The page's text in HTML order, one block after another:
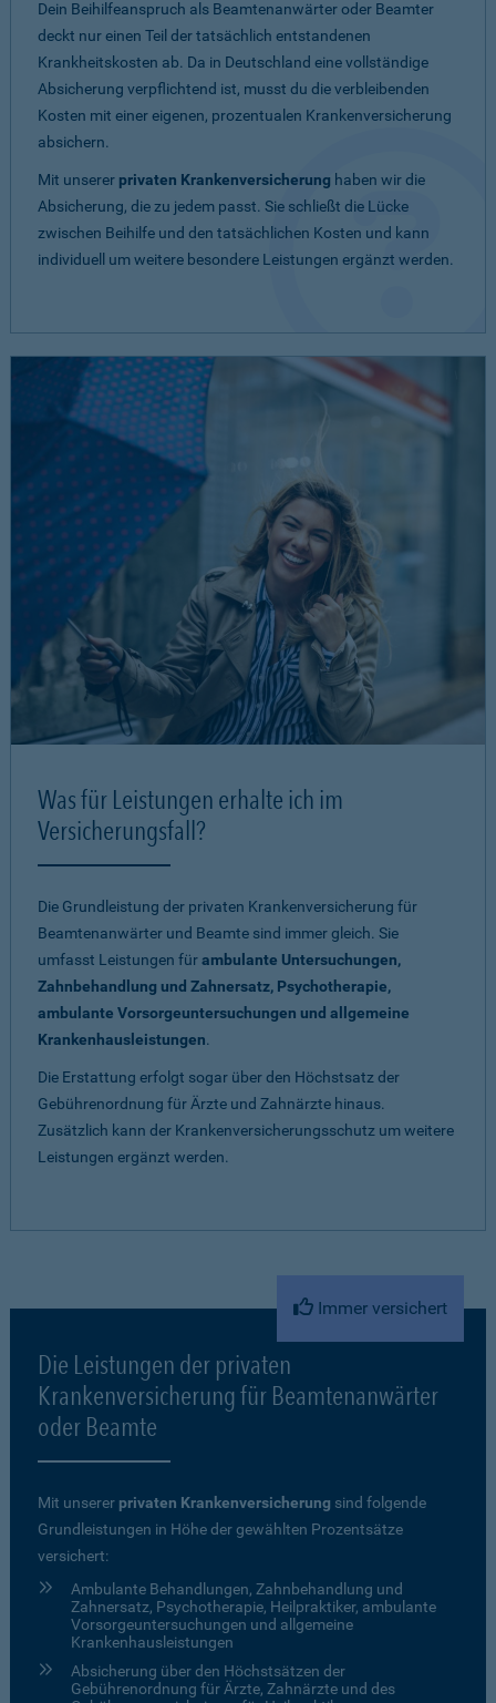
Dein Beihilfeanspruch als Beamtenanwärter oder Beamter
deckt nur einen Teil der tatsächlich entstandenen
Krankheitskosten ab. Da in Deutschland eine vollständige
Absicherung verpflichtend ist, musst du die verbleibenden
Kosten mit einer eigenen, prozentualen Krankenversicherung
absichern.
Mit unserer privaten Krankenversicherung haben wir die
Absicherung, die zu jedem passt. Sie schließt die Lücke
zwischen Beihilfe und den tatsächlichen Kosten und kann
individuell um weitere besondere Leistungen ergänzt werden.
Was für Leistungen erhalte ich im
Versicherungsfall?
Die Grundleistung der privaten Krankenversicherung für
Beamtenanwärter und Beamte sind immer gleich. Sie
umfasst Leistungen fürambulante Untersuchungen,
Zahnbehandlung und Zahnersatz, Psychotherapie,
ambulante Vorsorgeuntersuchungen und allgemeine
Krankenhausleistungen.
Die Erstattung erfolgt sogar über den Höchstsatz der
Gebührenordnung für Ärzte und Zahnärzte hinaus.
Zusätzlich kann der Krankenversicherungsschutz um weitere
Leistungen ergänzt werden.
Immer versichert
Die Leistungen der privaten
Krankenversicherung für Beamtenanwärter
oder Beamte
Mit unserer privaten Krankenversicherung sind folgende
Grundleistungen in Höhe der gewählten Prozentsätze
versichert:
Ambulante Behandlungen, Zahnbehandlung und
Zahnersatz, Psychotherapie, Heilpraktiker, ambulante
Vorsorgeuntersuchungen und allgemeine
Krankenhausleistungen
Absicherung über den Höchstsätzen der
Gebührenordnung für Ärzte, Zahnärzte und des